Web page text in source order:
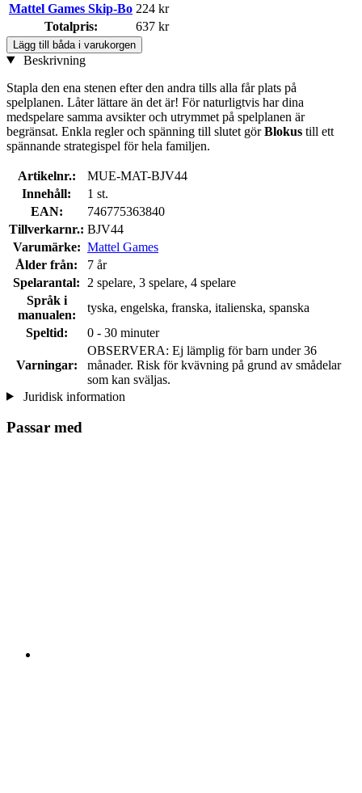
Mattel Games Skip-Bo 224 kr
Totalpris:
637 kr
Lägg till båda i varukorgen
Beskrivning
Stapla den ena stenen efter den andra tills alla får plats på
spelplanen. Låter lättare än det är! För naturligtvis har dina
medspelare samma avsikter och utrymmet på spelplanen är
begränsat. Enkla regler och spänning till slutet görBlokus till ett
spännande strategispel för hela familjen.
Artikelnr.:
MUE-MAT-BJV44
Innehåll:
1 st.
EAN:
746775363840
Tillverkarnr.: BJV44
Varumärke: Mattel Games
Ålder från:
7 år
Spelarantal:
2 spelare, 3 spelare, 4 spelare
Språk i
manualen:
tyska, engelska, franska, italienska, spanska
Speltid:
0 - 30 minuter
Varningar:
OBSERVERA: Ej lämplig för barn under 36
månader. Risk för kvävning på grund av smådelar
som kan sväljas.
Juridisk information
Passar med